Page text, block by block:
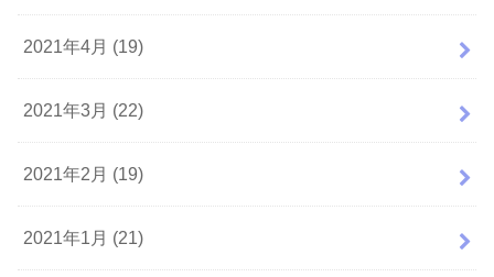
2021年4月 (19)
2021年3月 (22)
2021年2月 (19)
2021年1月 (21)